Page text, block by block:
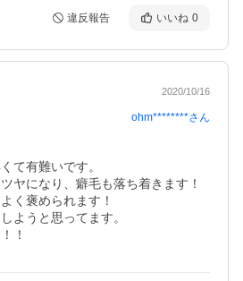
違反報告 いいね 0
2020/10/16
ohm********さん
て有難いです。
ヤになり、癖毛も落ち着きます！
く褒められます！
ようと思ってます。
！